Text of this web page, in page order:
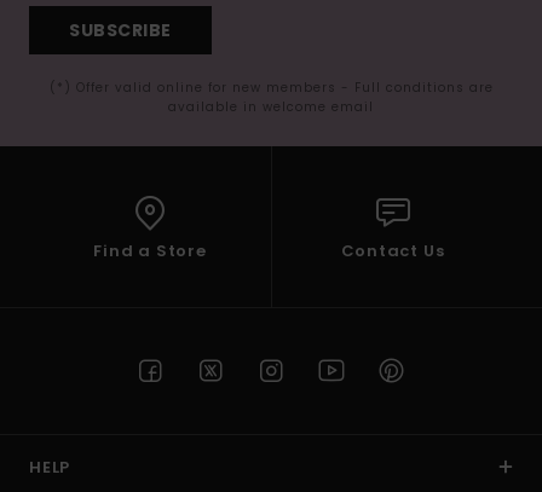
SUBSCRIBE
(*) Offer valid online for new members - Full conditions are
available in welcome email
Find a Store Contact Us
HELP